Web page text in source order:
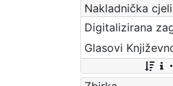
Nakladnička
Glasovi